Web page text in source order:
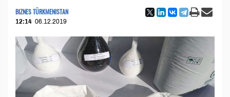
BIZNES TÜRKMENISTAN
12:14 06.12.2019